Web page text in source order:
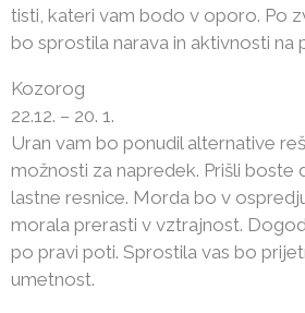
tisti, kateri vam bodo v oporo. Po
bo sprostila narava in aktivnosti na
Kozorog
22.12. – 20. 1.
Uran vam bo ponudil alternative
možnosti za napredek. Prišli boste
lastne resnice. Morda bo v
morala prerasti v vztrajnost.
po pravi poti. Sprostila vas bo
umetnost.